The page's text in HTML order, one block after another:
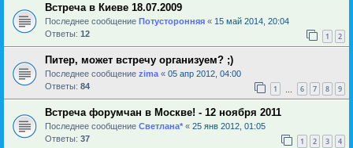
Встреча в Киеве 18.07.2009
Последнее сообщение Потусторонняя « 15 май 2014, 20:04
Ответы: 12 1 2
Питер, может встречу организуем? ;)
Последнее сообщение zima « 05 апр 2012, 04:00
Ответы: 84 1 6 7 8 9
Встреча форумчан в Москве! - 12 ноября 2011
Последнее сообщение Светлана* « 25 янв 2012, 01:05
Ответы: 37 1 2 3 4